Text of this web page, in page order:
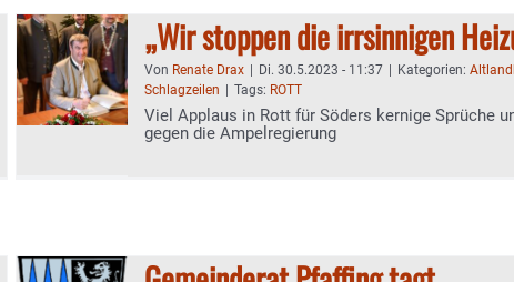
„Wir stoppen die irrsinnigen
Von Renate Drax Di. 30.5.2023 - 11:37 Kategorien:
Schlagzeilen
Tags: ROTT
Viel Applaus in Rott für Söders kernige Sprüche
gegen die Ampelregierung